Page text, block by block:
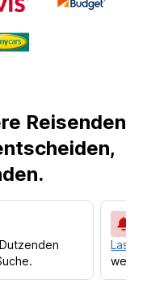
Reisenden
Lass